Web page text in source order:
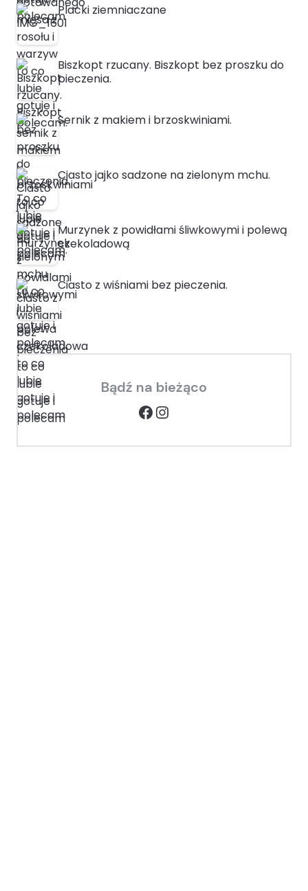
Placki ziemniaczane
Biszkopt rzucany. Biszkopt bez proszku do
pieczenia.
Sernik z makiem i brzoskwiniami.
Ciasto jajko sadzone na zielonym mchu.
Murzynek z powidłami śliwkowymi i polewą
czekoladową
Ciasto z wiśniami bez pieczenia.
Bądź na bieżąco
Facebook
Instagram